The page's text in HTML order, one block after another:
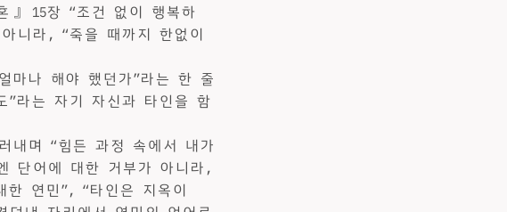
15장 “조건 없이 행복하
니라, “죽을 때까지 한없이
마나 해야 했던가”라는 한 줄
라는 자기 자신과 타인을 함
내며 “힘든 과정 속에서 내가
단어에 대한 거부가 아니라,
한 연민”, “타인은 지옥이